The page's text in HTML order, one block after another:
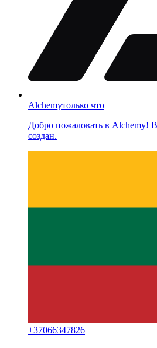
Alchemyтолько что
Добро пожаловать в Alchemy!
создан.
+37066347826